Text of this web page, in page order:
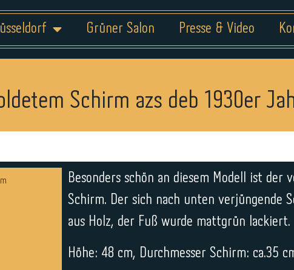
Grüner Salon Presse & Video
Schirm azs deb 1930er
Besonders schön an diesem Modell ist der
Schirm. Der sich nach unten verjüngende
aus Holz, der Fuß wurde mattgrün lackiert.
Höhe: 48 cm, Durchmesser Schirm: ca.35